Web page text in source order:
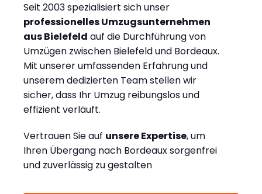
Seit 2003 spezialisiert sich unser
professionelles Umzugsunternehmen
aus Bielefeld auf die Durchführung von
Umzügen zwischen Bielefeld und Bordeaux.
Mit unserer umfassenden Erfahrung und
unserem dedizierten Team stellen wir
sicher, dass Ihr Umzug reibungslos und
effizient verläuft.
Vertrauen Sie auf unsere Expertise, um
Ihren Übergang nach Bordeaux sorgenfrei
und zuverlässig zu gestalten